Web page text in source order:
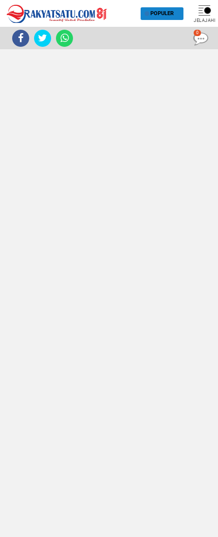
POPULER
JELAJAHI
0